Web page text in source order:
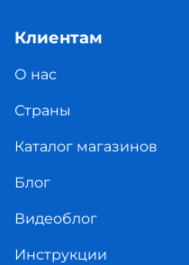
Клиентам
О нас
Страны
Каталог магазинов
Блог
Видеоблог
Инструкции